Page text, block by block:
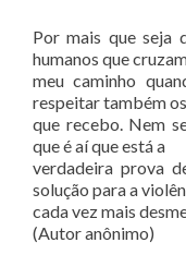
Por mais que seja
humanos que
meu caminho
respeitar também
que recebo. Nem
que é aí que está a
verdadeira prova
solução para a
cada vez mais
(Autor anônimo)